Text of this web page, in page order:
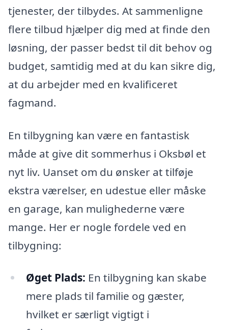
tjenester, der tilbydes. At sammenligne
flere tilbud hjælper dig med at finde den
løsning, der passer bedst til dit behov og
budget, samtidig med at du kan sikre dig,
at du arbejder med en kvalificeret
fagmand.
En tilbygning kan være en fantastisk
måde at give dit sommerhus i Oksbøl et
nyt liv. Uanset om du ønsker at tilføje
ekstra værelser, en udestue eller måske
en garage, kan mulighederne være
mange. Her er nogle fordele ved en
tilbygning:
Øget Plads: En tilbygning kan skabe
mere plads til familie og gæster,
hvilket er særligt vigtigt i